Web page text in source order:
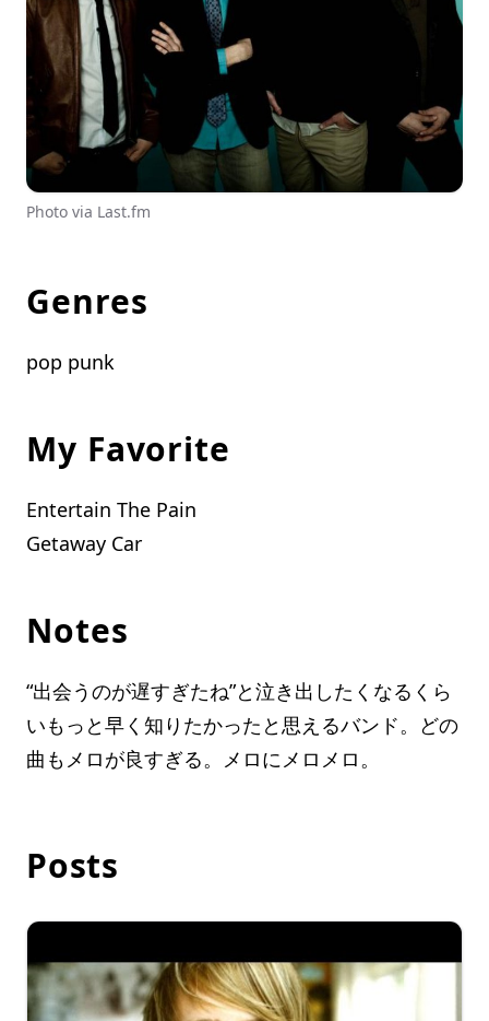
Photo via Last.fm
Genres
pop punk
My Favorite
Entertain The Pain
Getaway Car
Notes
“出会うのが遅すぎたね”と泣き出したくなるくら
いもっと早く知りたかったと思えるバンド。どの
曲もメロが良すぎる。メロにメロメロ。
Posts